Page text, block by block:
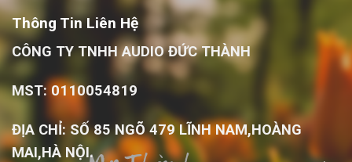
Thông Tin Liên Hệ
CÔNG TY TNHH AUDIO ĐỨC THÀNH
MST: 0110054819
ĐỊA CHỈ: SỐ 85 NGÕ 479 LĨNH NAM,HOÀNG
MAI,HÀ NỘI.